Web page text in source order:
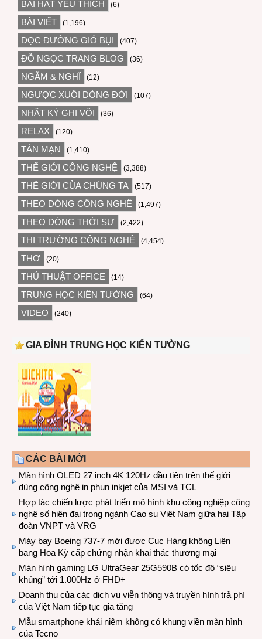
BÀI HÁT YÊU THÍCH (6)
BÀI VIẾT (1,196)
DỌC ĐƯỜNG GIÓ BỤI (407)
ĐỖ NGỌC TRANG BLOG (36)
NGẪM & NGHĨ (12)
NGƯỢC XUÔI DÒNG ĐỜI (107)
NHẬT KÝ GHI VỘI (36)
RELAX (120)
TẢN MẠN (1,410)
THẾ GIỚI CÔNG NGHỆ (3,388)
THẾ GIỚI CỦA CHÚNG TA (517)
THEO DÒNG CÔNG NGHỆ (1,497)
THEO DÒNG THỜI SỰ (2,422)
THỊ TRƯỜNG CÔNG NGHỆ (4,454)
THƠ (20)
THỦ THUẬT OFFICE (14)
TRUNG HỌC KIẾN TƯỜNG (64)
VIDEO (240)
GIA ĐÌNH TRUNG HỌC KIẾN TƯỜNG
CÁC BÀI MỚI
Màn hình OLED 27 inch 4K 120Hz đầu tiên trên thế giới
dùng công nghệ in phun inkjet của MSI và TCL
Hợp tác chiến lược phát triển mô hình khu công nghiệp công
nghệ số hiện đại trong ngành Cao su Việt Nam giữa hai Tập
đoàn VNPT và VRG
Máy bay Boeing 737-7 mới được Cục Hàng không Liên
bang Hoa Kỳ cấp chứng nhận khai thác thương mại
Màn hình gaming LG UltraGear 25G590B có tốc độ “siêu
khủng” tới 1.000Hz ở FHD+
Doanh thu của các dịch vụ viễn thông và truyền hình trả phí
của Việt Nam tiếp tục gia tăng
Mẫu smartphone khái niệm không có khung viền màn hình
của Tecno